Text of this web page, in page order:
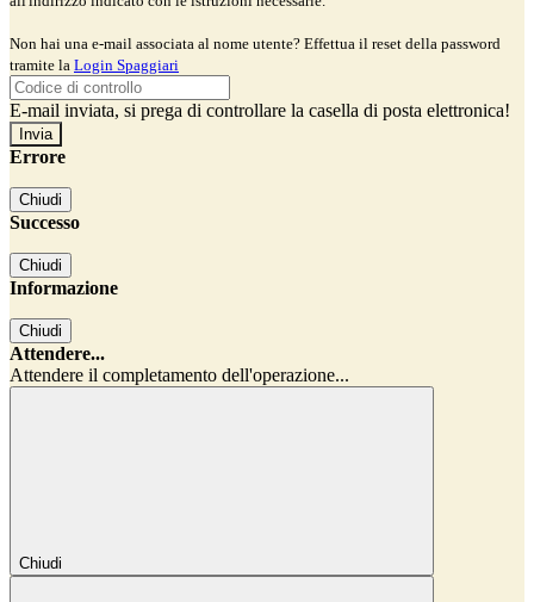
Non hai una e-mail associata al nome utente? Effettua il reset della password
tramite la Login Spaggiari
E-mail inviata, si prega di controllare la casella di posta elettronica!
Errore
Chiudi
Successo
Chiudi
Informazione
Chiudi
Attendere...
Attendere il completamento dell'operazione...
Chiudi